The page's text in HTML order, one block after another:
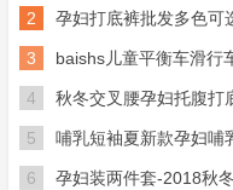
2 孕妇打底裤批发多色可
3 baishs儿童平衡车滑行
4 秋冬交叉腰孕妇托腹打底裤
5 哺乳短袖夏新款孕妇哺乳t
6 孕妇装两件套-2018秋冬